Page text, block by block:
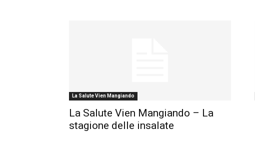
La Salute Vien Mangiando
La Salute Vien Mangiando – La
stagione delle insalate